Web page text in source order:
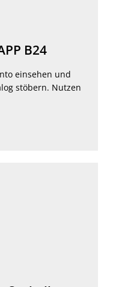
B24
einsehen und
stöbern. Nutzen